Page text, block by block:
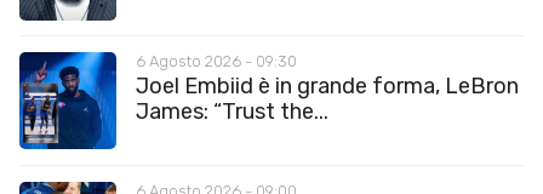
6 Agosto 2026 - 09:30
Joel Embiid è in grande forma, LeBron
James: “Trust the...